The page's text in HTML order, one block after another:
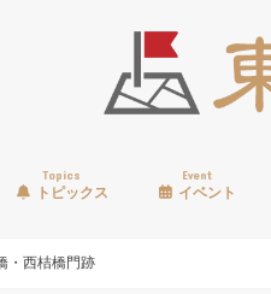
Topics
トピックス
Event
イベント
・西桔橋門跡